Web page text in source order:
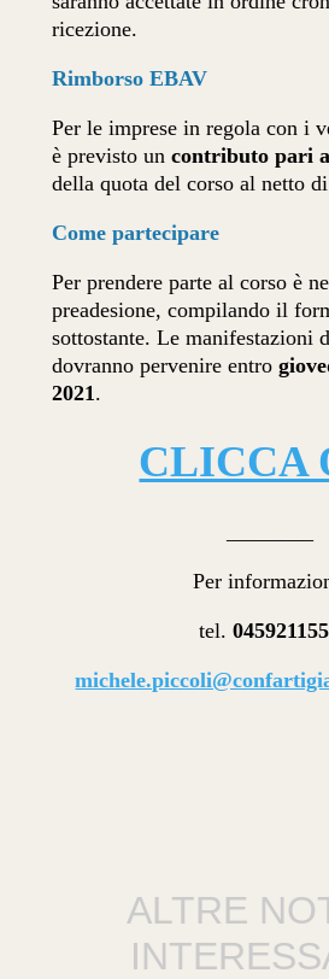
ricezione.
Rimborso EBAV
Per le imprese in regola con i
è previsto uncontributo pari
della quota del corso al netto
Come partecipare
Per prendere parte al corso è
preadesione, compilando il
sottostante. Le manifestazioni
dovranno pervenire entro
2021.
CLICCA
Per
tel.
ALTRE